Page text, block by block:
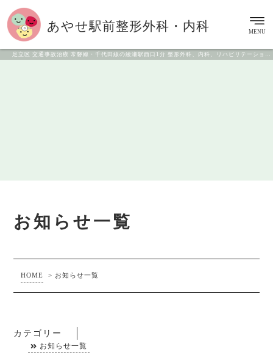
足立区 交通事故治療 常磐線・千代田線の綾瀬駅西口1分 整形外科、内科、リハビリテーション科
あやせ駅前整形外科・内科 MENU
お知らせ一覧
HOME > お知らせ一覧
カテゴリー
お知らせ一覧